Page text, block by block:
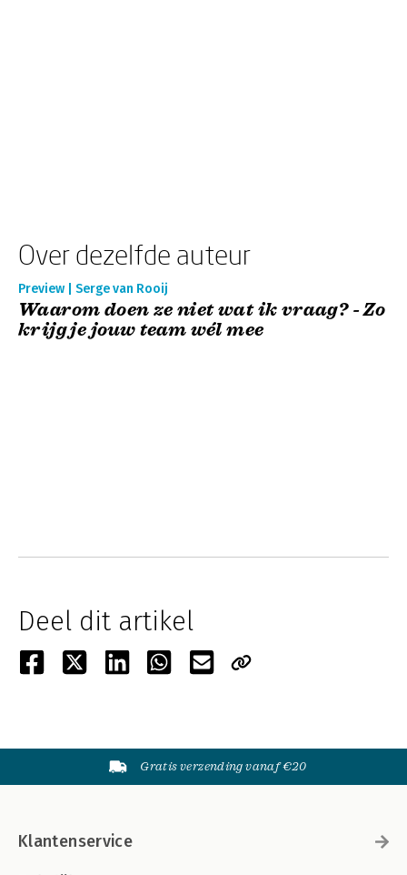
Over dezelfde auteur
Preview | Serge van Rooij
Waarom doen ze niet wat ik vraag? - Zo
krijg je jouw team wél mee
Deel dit artikel
Gratis verzending vanaf €20
Klantenservice